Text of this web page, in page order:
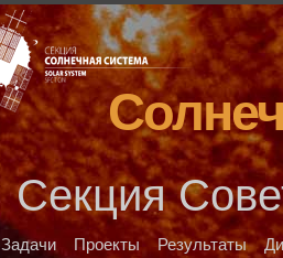
Секция
Задачи Проекты Результаты